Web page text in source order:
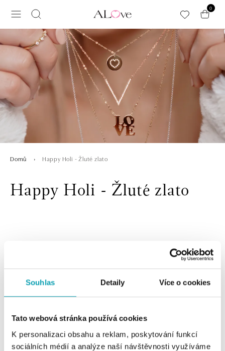
Souhlas Detaily Více o cookies
Tato webová stránka používá cookies
K personalizaci obsahu a reklam, poskytování funkcí
sociálních médií a analýze naší návštěvnosti využíváme
0
Domů Happy Holi - Žluté zlato
Happy Holi - Žluté zlato
V katalogu nejsou žádné produkty.